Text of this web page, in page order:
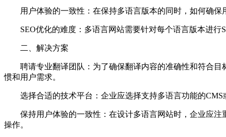
用户体验的一致性：在保持多语言版本的同时，如何确保
SEO优化的难度：多语言网站需要针对每个语言版本进行
二、解决方案
聘请专业翻译团队：为了确保翻译内容的准确性和符合目
惯和用户需求。
选择合适的技术平台：企业应选择支持多语言功能的CMS
保持用户体验的一致性：在设计多语言网站时，企业应注
操作。